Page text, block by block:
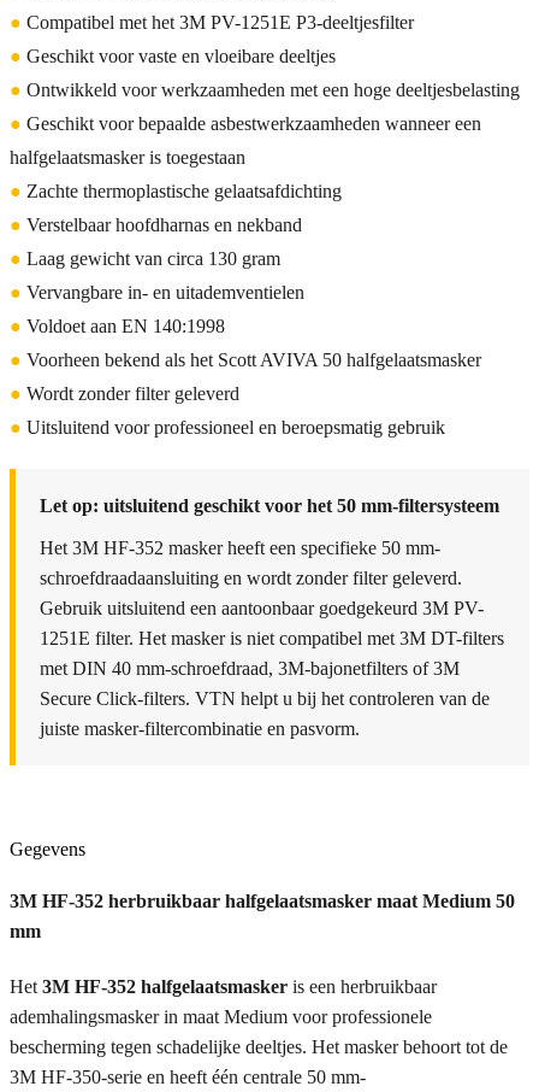
● Compatibel met het 3M PV-1251E P3-deeltjesfilter
● Geschikt voor vaste en vloeibare deeltjes
● Ontwikkeld voor werkzaamheden met een hoge deeltjesbelasting
● Geschikt voor bepaalde asbestwerkzaamheden wanneer een
halfgelaatsmasker is toegestaan
● Zachte thermoplastische gelaatsafdichting
● Verstelbaar hoofdharnas en nekband
● Laag gewicht van circa 130 gram
● Vervangbare in- en uitademventielen
● Voldoet aan EN 140:1998
● Voorheen bekend als het Scott AVIVA 50 halfgelaatsmasker
● Wordt zonder filter geleverd
● Uitsluitend voor professioneel en beroepsmatig gebruik
Let op: uitsluitend geschikt voor het 50 mm-filtersysteem
Het 3M HF-352 masker heeft een specifieke 50 mm-
schroefdraadaansluiting en wordt zonder filter geleverd.
Gebruik uitsluitend een aantoonbaar goedgekeurd 3M PV-
1251E filter. Het masker is niet compatibel met 3M DT-filters
met DIN 40 mm-schroefdraad, 3M-bajonetfilters of 3M
Secure Click-filters. VTN helpt u bij het controleren van de
juiste masker-filtercombinatie en pasvorm.
Gegevens
3M HF-352 herbruikbaar halfgelaatsmasker maat Medium 50
mm
Het 3M HF-352 halfgelaatsmasker is een herbruikbaar
ademhalingsmasker in maat Medium voor professionele
bescherming tegen schadelijke deeltjes. Het masker behoort tot de
3M HF-350-serie en heeft één centrale 50 mm-